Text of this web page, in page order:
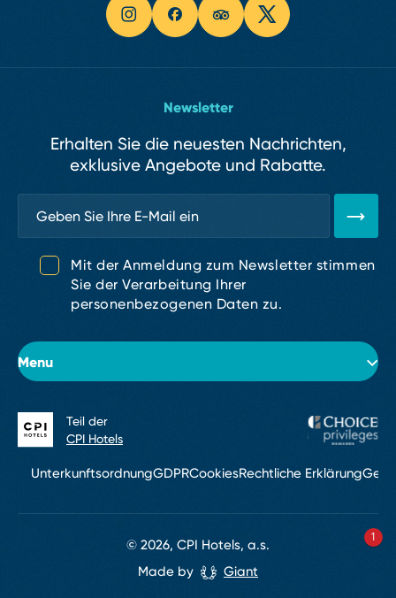
Menu
Über das Hotel
Zimmer
Restaurants und Bars
Newsletter
Erhalten Sie die neuesten Nachrichten,
exklusive Angebote und Rabatte.
Mit der Anmeldung zum Newsletter stimmen
Sie der Verarbeitung Ihrer
personenbezogenen Daten zu.
UnterkunftsordnungGDPRCookiesRechtliche Erklärung
© 2026, CPI Hotels, a.s.
Teil der
CPI Hotels
Made by Giant
1